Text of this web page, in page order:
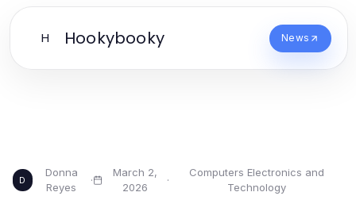
H Hookybooky News
D
Donna
Reyes
·
March 2,
2026
·
Computers Electronics and
Technology